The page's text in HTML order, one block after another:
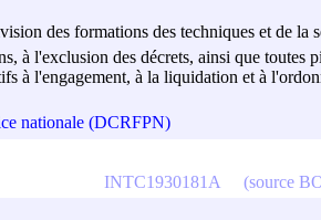
des formations des techniques et de la
à l'exclusion des décrets, ainsi que toutes
à l'engagement, à la liquidation et à
nationale (DCRFPN)
INTC1930181A (source